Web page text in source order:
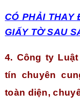
CÓ PHẢI THAY
GIẤY TỜ SAU
4. Công ty
tín chuyên
toàn diện,